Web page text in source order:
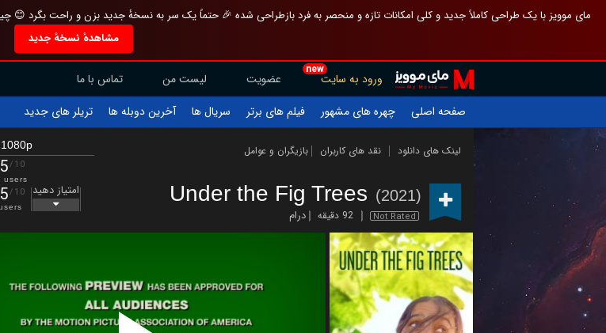
مای موویز با یک طراحی کاملاً جدید و کلی امکانات تازه و منحصر به فرد بازطراحی شده 🎉 حتماً یک سر به نسخهٔ جدید بزن و راحت بگرد
مشاهدهٔ نسخهٔ جدید
new
ورود به سایت عضویت لیست من
تماس با ما
صفحه اصلی
چهره های مشهور فیلم های برتر سریال ها آخرین دوبله ها تریلر های جدید
لینک های دانلود نقد های کاربران بازیگران و عوامل
Under the Fig Trees (2021)
Not Rated 92 دقیقه درام
/10
users
/10 امتیاز دهید